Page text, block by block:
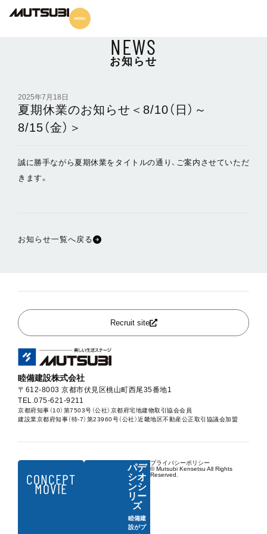
NEWS
お知らせ
2025年7月18日
夏期休業のお知らせ＜8/10（日）～
8/15（金）＞
誠に勝手ながら夏期休業をタイトルの通り、ご案内させていただ
きます。
お知らせ一覧へ戻る
Recruit site
睦備建設株式会社
〒612-8003 京都市伏見区桃山町西尾35番地1
TEL.075-621-9211
京都府知事（10）第7503号（公社）京都府宅地建物取引協会会員
建設業京都府知事（特-7）第23960号（公社）近畿地区不動産公正取引協議会加盟
CONCEPT
MOVIE
パデ
シオ
ンシ
リー
ズ
睦備建
設がプ
プライバシーポリシー
© Mutsubi Kensetsu All Rights
Reserved.